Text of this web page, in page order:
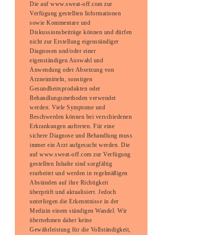
Die auf www.sweat-off.com zur
Verfügung gestellten Informationen
sowie Kommentare und
Diskussionsbeiträge können und dürfen
nicht zur Erstellung eigenständiger
Diagnosen und/oder einer
eigenständigen Auswahl und
Anwendung oder Absetzung von
Arzneimitteln, sonstigen
Gesundheitsprodukten oder
Behandlungsmethoden verwendet
werden. Viele Symptome und
Beschwerden können bei verschiedenen
Erkrankungen auftreten. Für eine
sichere Diagnose und Behandlung muss
immer ein Arzt aufgesucht werden. Die
auf www.sweat-off.com zur Verfügung
gestellten Inhalte sind sorgfältig
erarbeitet und werden in regelmäßigen
Abständen auf ihre Richtigkeit
überprüft und aktualisiert. Jedoch
unterliegen die Erkenntnisse in der
Medizin einem ständigen Wandel. Wir
übernehmen daher keine
Gewährleistung für die Vollständigkeit,